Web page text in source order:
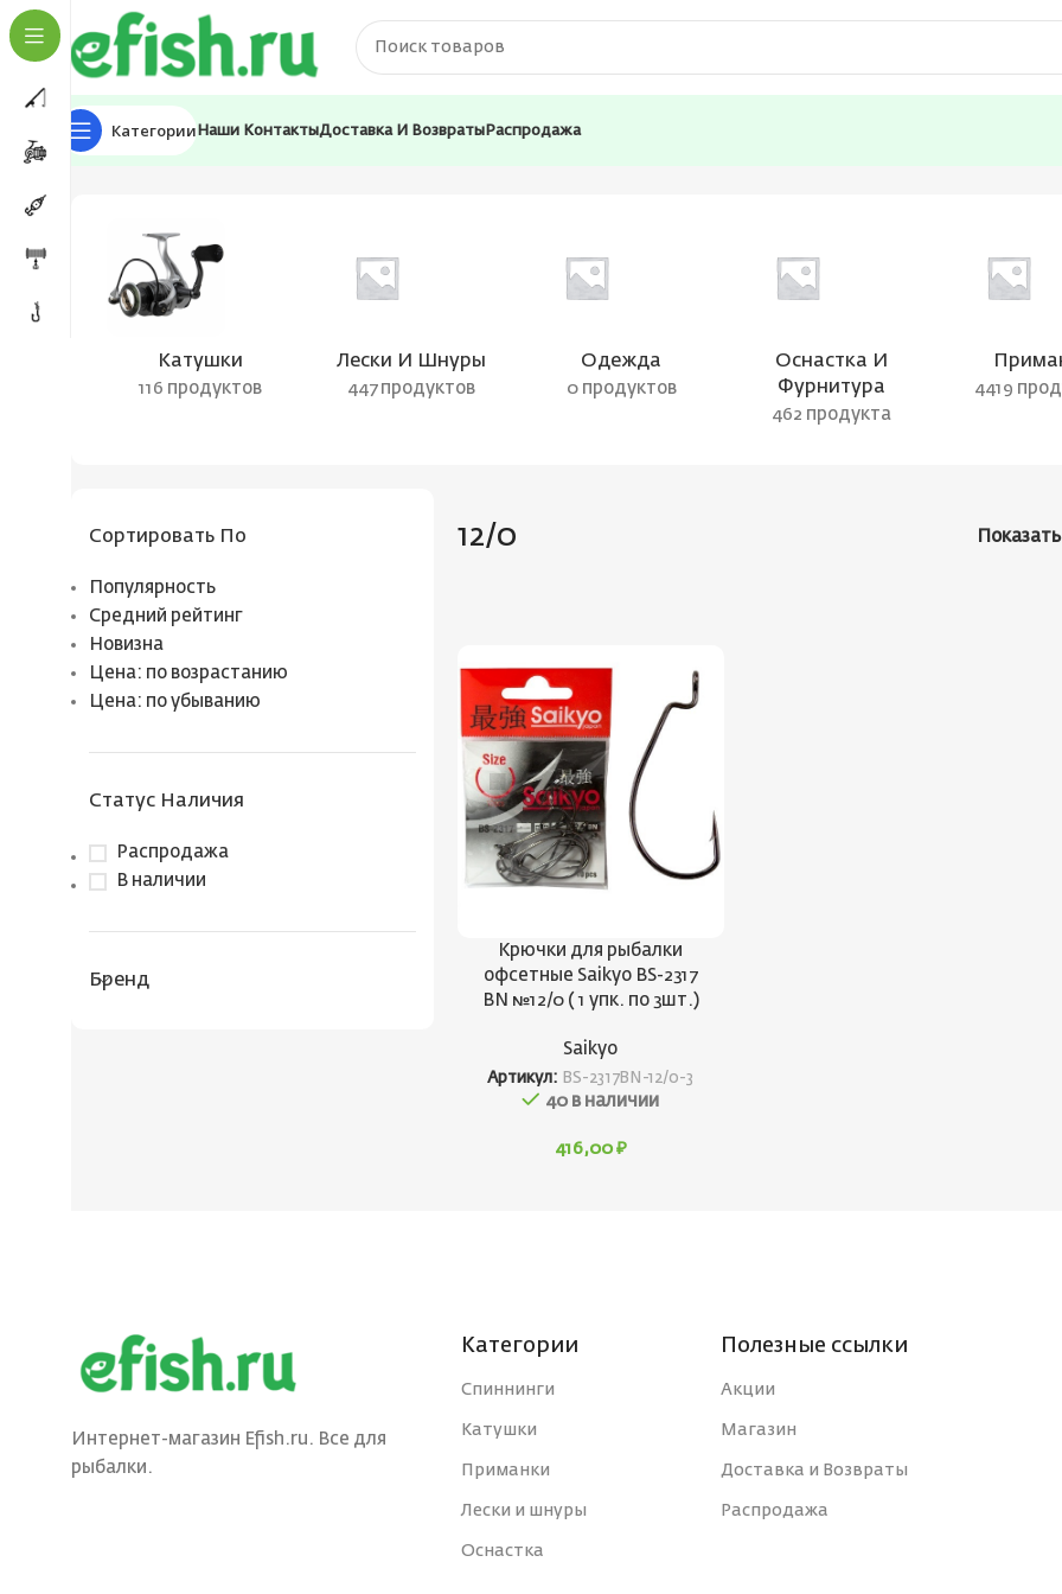
Категории Наши КонтактыДоставка И Возвраты Распродажа
Главная Товар Размер крючка, N
Катушки
116 продуктов
Лески И Шнуры
447 продуктов
Одежда
0 продуктов
Оснастка И
Фурнитура
462 продукта
4419
Сортировать По
Популярность
Средний рейтинг
Новизна
Цена: по возрастанию
Цена: по убыванию
Статус Наличия
Распродажа
В наличии
Бренд
12/0 Показать
Крючки для рыбалки
офсетные Saikyo BS-2317
BN №12/0 ( 1 упк. по 3шт.)
Saikyo
Артикул: BS-2317BN-12/0-3
40 в наличии
416,00 ₽
Интернет-магазин Efish.ru. Все для
рыбалки.
Категории
Спиннинги
Катушки
Приманки
Лески и шнуры
Оснастка
Полезные ссылки
Акции
Магазин
Доставка и Возвраты
Распродажа